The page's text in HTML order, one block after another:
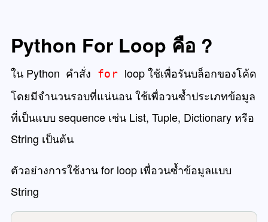
Python For Loop คือ ?
ใน Python คำสั่ง for loop ใช้เพื่อรันบล็อกของโค้ด
โดยมีจำนวนรอบที่แน่นอน ใช้เพื่อวนซ้ำประเภทข้อมูล
ที่เป็นแบบ sequence เช่น List, Tuple, Dictionary หรือ
String เป็นต้น
ตัวอย่างการใช้งาน for loop เพื่อวนซ้ำข้อมูลแบบ
String